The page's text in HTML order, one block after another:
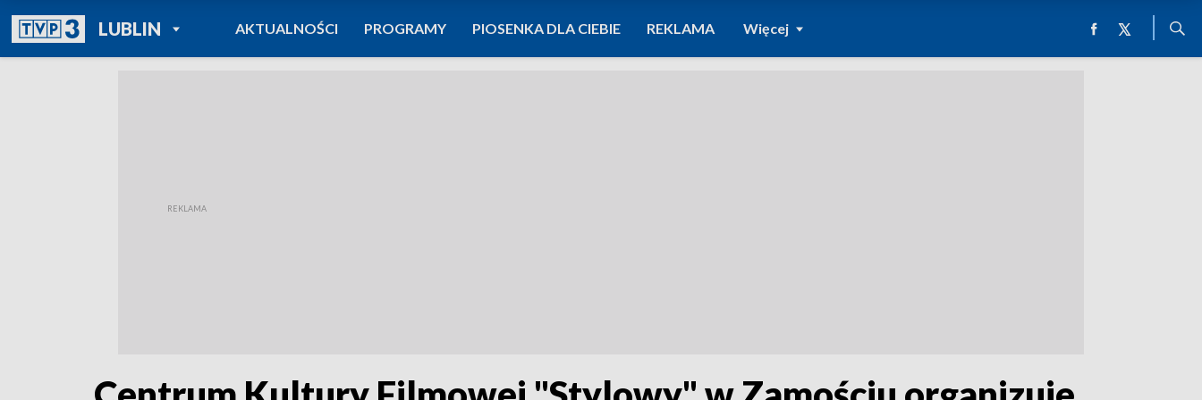
LUBLINPOWRÓT DO
TVP REGIONY
AKTUALNOŚCI PROGRAMY PIOSENKA DLA CIEBIE REKLAMA Więcej